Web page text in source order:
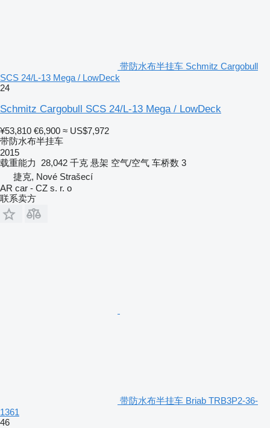
带防水布半挂车 Schmitz Cargobull
SCS 24/L-13 Mega / LowDeck
24
Schmitz Cargobull SCS 24/L-13 Mega / LowDeck
¥53,810 €6,900 ≈ US$7,972
带防水布半挂车
2015
载重能力
28,042 千克 悬架 空气/空气 车桥数 3
捷克, Nové Strašecí
AR car - CZ s. r. o
联系卖方
带防水布半挂车 Briab TRB3P2-36-
1361
46